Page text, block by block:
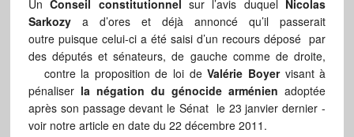
UnConseil constitutionnel sur l’avis duquel Nicolas
Sarkozya d’ores et déjà annoncé qu’il passerait
outre puisque celui-ci a été saisi d’un recours déposé par
des députés et sénateurs, de gauche comme de droite,
contre la proposition de loi deValérie Boyervisant à
pénaliser la négation du génocide arménien adoptée
après son passage devant le Sénat le 23 janvier dernier -
voir notre article en date du 22 décembre 2011.